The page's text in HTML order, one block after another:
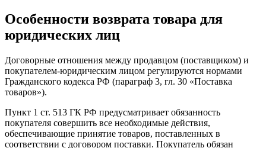
Особенности возврата товара для
юридических лиц
Договорные отношения между продавцом (поставщиком) и
покупателем-юридическим лицом регулируются нормами
Гражданского кодекса РФ (параграф 3, гл. 30 «Поставка
товаров»).
Пункт 1 ст. 513 ГК РФ предусматривает обязанность
покупателя совершить все необходимые действия,
обеспечивающие принятие товаров, поставленных в
соответствии с договором поставки. Покупатель обязан